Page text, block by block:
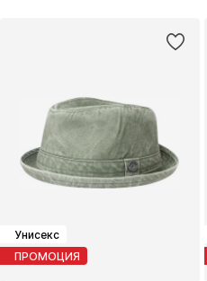
Унисекс
ПРОМОЦИЯ